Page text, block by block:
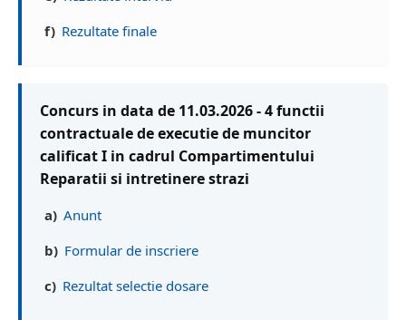
f) Rezultate finale
Concurs in data de 11.03.2026 - 4 functii
contractuale de executie de muncitor
calificat I in cadrul Compartimentului
Reparatii si intretinere strazi
a) Anunt
b) Formular de inscriere
c) Rezultat selectie dosare